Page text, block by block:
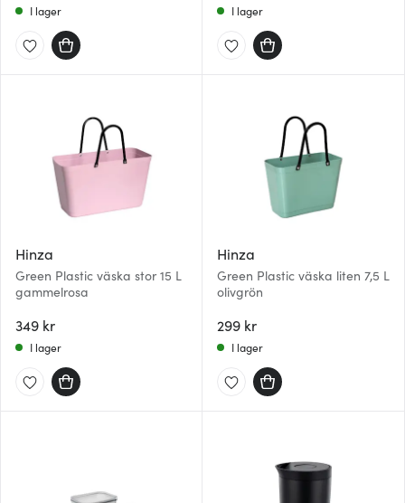
I lager I lager
Hinza
Green Plastic väska stor 15 L
gammelrosa
349 kr
I lager
Hinza
Green Plastic väska liten 7,5 L
olivgrön
299 kr
I lager